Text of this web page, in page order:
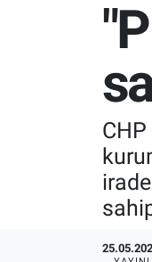
YAZARLAR
TEKNOLOJİ
EKONOMİ
Eskişehir
Süper Lig
Son Dakika
Haber Arşivi